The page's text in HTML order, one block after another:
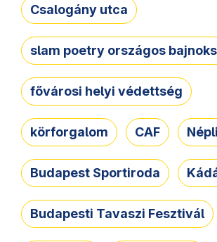
Csalogány utca
slam poetry országos
fővárosi helyi védettség
körforgalom CAF
Budapest Sportiroda
Budapesti Tavaszi Fesztivál